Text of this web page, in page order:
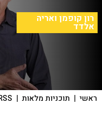
רון קופמן ואריה
אלדד
ראשי | תוכניות מלאות |